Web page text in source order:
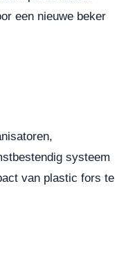
een nieuwe beker
systeem
van plastic fors te